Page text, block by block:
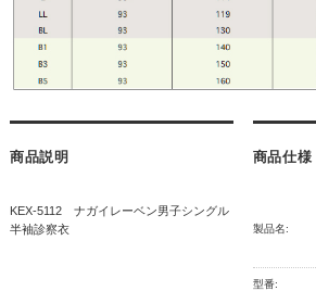
商品説明
KEX-5112 ナガイレーベン男子シングル
半袖診察衣
商品仕様
製品名:
型番: